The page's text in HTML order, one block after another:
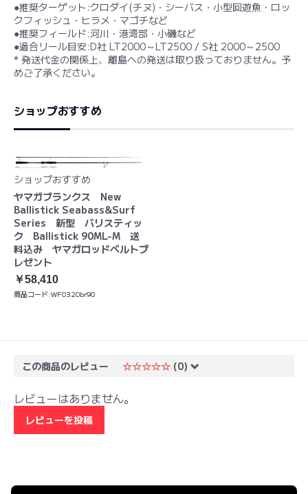
●推奨ターゲット:クロダイ(チヌ)・シーバス・小型回遊魚・ロッ
クフィッシュ・ヒラメ・マゴチなど
●推奨フィールド:河川・港湾部・小磯など
●適合リール目安:D社 LT2000～LT2500 / S社 2000～2500
* 発送代金の関係上、離島への発送は取り扱っておりません。予
めご了承ください。
ショップおすすめ
ショップおすすめ
ヤマガブランクス New
Ballistick Seabass&Surf
Series 新型 バリスティッ
ク Ballistick 90ML-M 送
料込み ヤマガロッドベルトプ
レゼント
￥58,410
商品コード:WF0320br90
この商品のレビュー ☆☆☆☆☆ (0)
レビューはありません。
レビューを投稿